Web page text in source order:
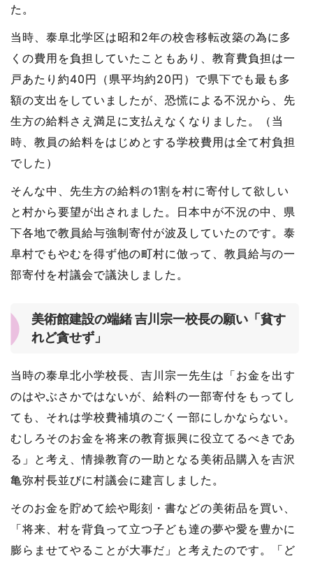
た。
当時、泰阜北学区は昭和2年の校舎移転改築の為に多
くの費用を負担していたこともあり、教育費負担は一
戸あたり約40円（県平均約20円）で県下でも最も多
額の支出をしていましたが、恐慌による不況から、先
生方の給料さえ満足に支払えなくなりました。（当
時、教員の給料をはじめとする学校費用は全て村負担
でした）
そんな中、先生方の給料の1割を村に寄付して欲しい
と村から要望が出されました。日本中が不況の中、県
下各地で教員給与強制寄付が波及していたのです。泰
阜村でもやむを得ず他の町村に倣って、教員給与の一
部寄付を村議会で議決しました。
美術館建設の端緒 吉川宗一校長の願い「貧す
れど貪せず」
当時の泰阜北小学校長、吉川宗一先生は「お金を出す
のはやぶさかではないが、給料の一部寄付をもってし
ても、それは学校費補填のごく一部にしかならない。
むしろそのお金を将来の教育振興に役立てるべきであ
る」と考え、情操教育の一助となる美術品購入を吉沢
亀弥村長並びに村議会に建言しました。
そのお金を貯めて絵や彫刻・書などの美術品を買い、
「将来、村を背負って立つ子ども達の夢や愛を豊かに
膨らませてやることが大事だ」と考えたのです。「ど